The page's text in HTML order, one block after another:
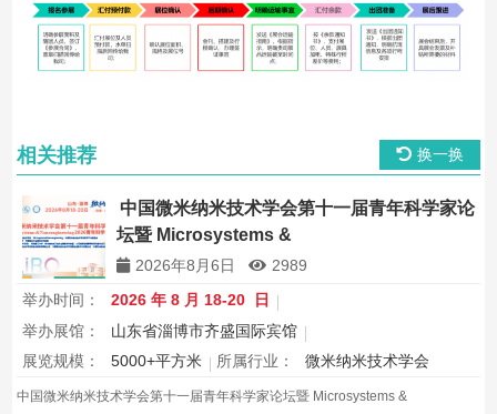
相关推荐 换一换
中国微米纳米技术学会第十一届青年科学家论
坛暨 Microsystems &
Nanoengineering2026 青年科学家研讨会
2026年8月6日
2989
举办时间：
2026 年 8 月 18-20 日
举办展馆：
山东省淄博市齐盛国际宾馆
展览规模：
5000+平方米 所属行业： 微米纳米技术学会
中国微米纳米技术学会第十一届青年科学家论坛暨 Microsystems &